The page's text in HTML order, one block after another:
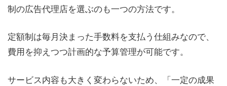
制の広告代理店を選ぶのも一つの方法です。
定額制は毎月決まった手数料を支払う仕組みなので、
費用を抑えつつ計画的な予算管理が可能です。
サービス内容も大きく変わらないため、「一定の成果